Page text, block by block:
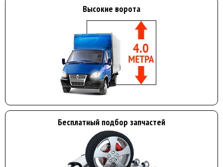
Высокие ворота
Бесплатный подбор запчастей